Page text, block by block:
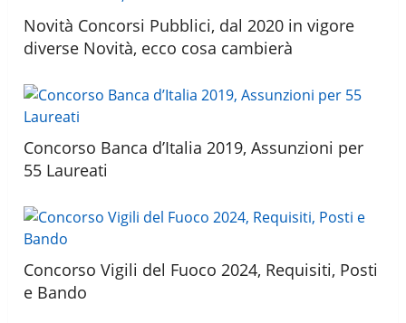
Novità Concorsi Pubblici, dal 2020 in vigore
diverse Novità, ecco cosa cambierà
Concorso Banca d’Italia 2019, Assunzioni per
55 Laureati
Concorso Vigili del Fuoco 2024, Requisiti, Posti
e Bando